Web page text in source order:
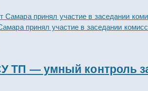
принял участие в заседании
ТП — умный контроль